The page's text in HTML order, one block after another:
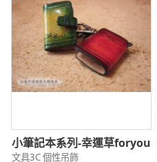
小筆記本系列-幸運草foryou
文具3C 個性吊飾